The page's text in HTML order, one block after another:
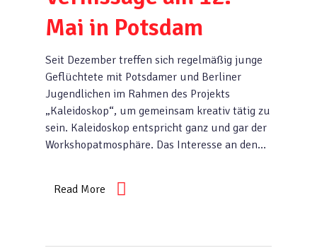
Mai in Potsdam
Seit Dezember treffen sich regelmäßig junge
Geflüchtete mit Potsdamer und Berliner
Jugendlichen im Rahmen des Projekts
„Kaleidoskop“, um gemeinsam kreativ tätig zu
sein. Kaleidoskop entspricht ganz und gar der
Workshopatmosphäre. Das Interesse an den…
Read More